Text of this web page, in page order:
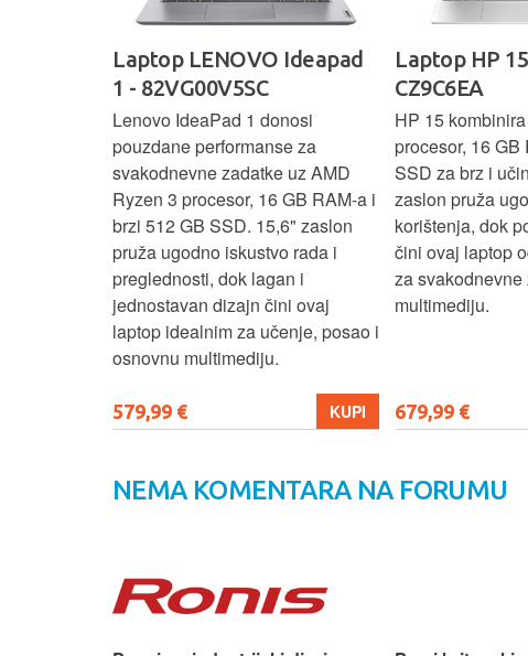
Laptop LENOVO Ideapad
1 - 82VG00V5SC
Lenovo IdeaPad 1 donosi
pouzdane performanse za
svakodnevne zadatke uz AMD
Ryzen 3 procesor, 16 GB RAM-a i
brzi 512 GB SSD. 15,6" zaslon
pruža ugodno iskustvo rada i
preglednosti, dok lagan i
jednostavan dizajn čini ovaj
laptop idealnim za učenje, posao i
osnovnu multimediju.
579,99 € KUPI
Laptop HP
CZ9C6EA
HP 15
procesor, 16
SSD za brz i
zaslon pruža
korištenja, dok
čini ovaj laptop
za
multimediju.
679,99 €
NEMA KOMENTARA NA FORUMU